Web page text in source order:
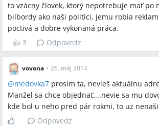
to vzácny človek, ktorý nepotrebuje mať po
bilbordy ako naši politici, jemu robia
poctivá a dobre vykonaná práca.
👍 3 Odpovedz
vovona • 26. máj 2014
@medovka7 prosím ta, nevieš aktuálnu
Manžel sa chce objednať....nevie sa mu
kde bol u neho pred pár rokmi, to uz
Odpovedz